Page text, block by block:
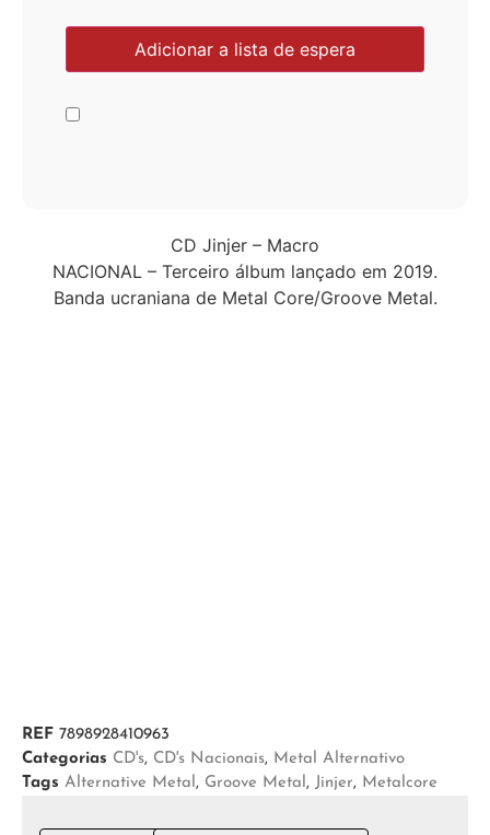
CD Jinjer – Macro
NACIONAL – Terceiro álbum lançado em 2019.
Banda ucraniana de Metal Core/Groove Metal.
REF 7898928410963
Categorias CD's, CD's Nacionais, Metal Alternativo
Tags Alternative Metal, Groove Metal, Jinjer, Metalcore